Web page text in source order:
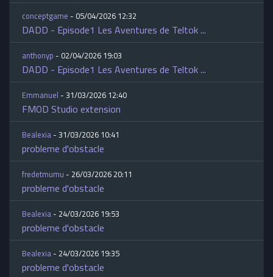
conceptgame- 05/04/2026 12:32
DADD - Episode1 Les Aventures de Teltok ...
anthonyp- 02/04/2026 19:03
DADD - Episode1 Les Aventures de Teltok ...
Emmanuel- 31/03/2026 12:40
FMOD Studio extension
Bealexia- 31/03/2026 10:41
probleme d'obstacle
fredetmumu- 26/03/2026 20:11
probleme d'obstacle
Bealexia- 24/03/2026 19:53
probleme d'obstacle
Bealexia- 24/03/2026 19:35
probleme d'obstacle